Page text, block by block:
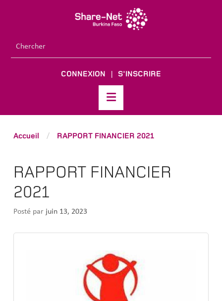
CONNEXION S'INSCRIRE
Accueil / RAPPORT FINANCIER 2021
RAPPORT FINANCIER
2021
Posté par juin 13, 2023